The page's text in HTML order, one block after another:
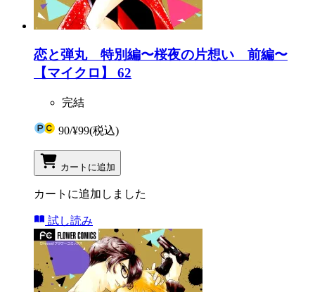
恋と弾丸 特別編〜桜夜の片想い 前編〜
【マイクロ】 62
完結
90/¥99(税込)
カートに追加
カートに追加しました
試し読み